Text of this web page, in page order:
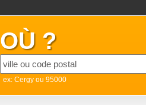
OÙ ?
ex: Cergy ou 95000